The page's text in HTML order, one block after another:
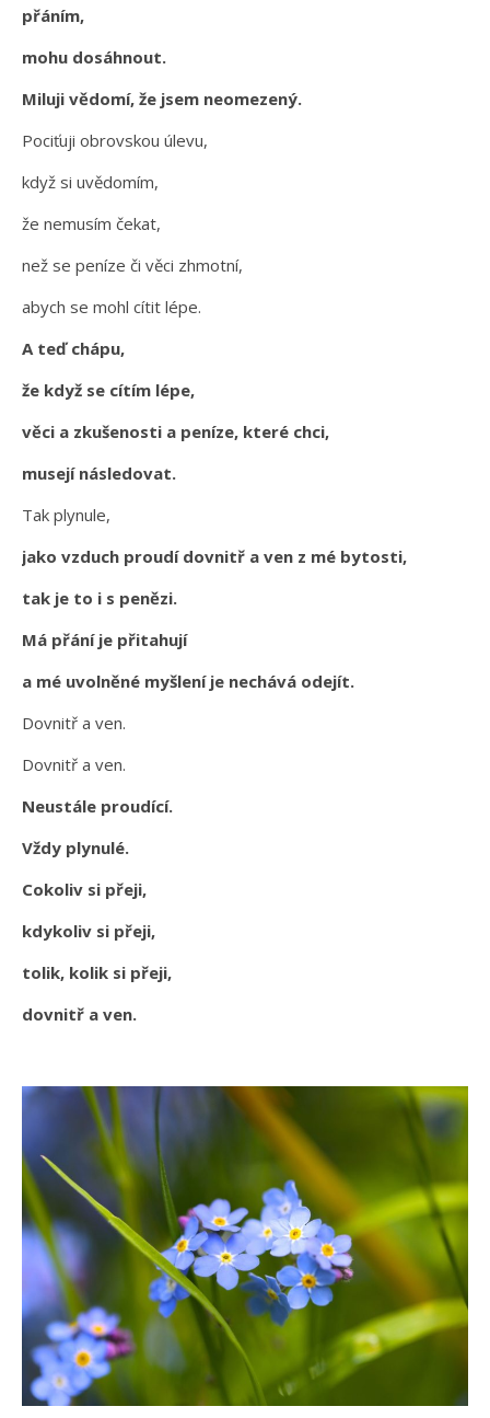
přáním,
mohu dosáhnout.
Miluji vědomí, že jsem neomezený.
Pociťuji obrovskou úlevu,
když si uvědomím,
že nemusím čekat,
než se peníze či věci zhmotní,
abych se mohl cítit lépe.
A teď chápu,
že když se cítím lépe,
věci a zkušenosti a peníze, které chci,
musejí následovat.
Tak plynule,
jako vzduch proudí dovnitř a ven z mé bytosti,
tak je to i s penězi.
Má přání je přitahují
a mé uvolněné myšlení je nechává odejít.
Dovnitř a ven.
Dovnitř a ven.
Neustále proudící.
Vždy plynulé.
Cokoliv si přeji,
kdykoliv si přeji,
tolik, kolik si přeji,
dovnitř a ven.